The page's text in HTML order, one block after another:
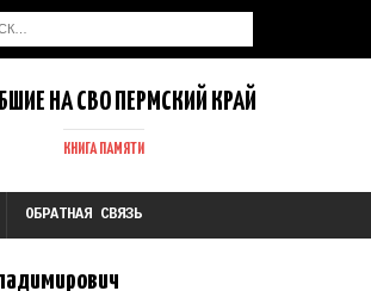
НА СВО ПЕРМСКИЙ КРАЙ
КНИГА ПАМЯТИ
ОБРАТНАЯ СВЯЗЬ